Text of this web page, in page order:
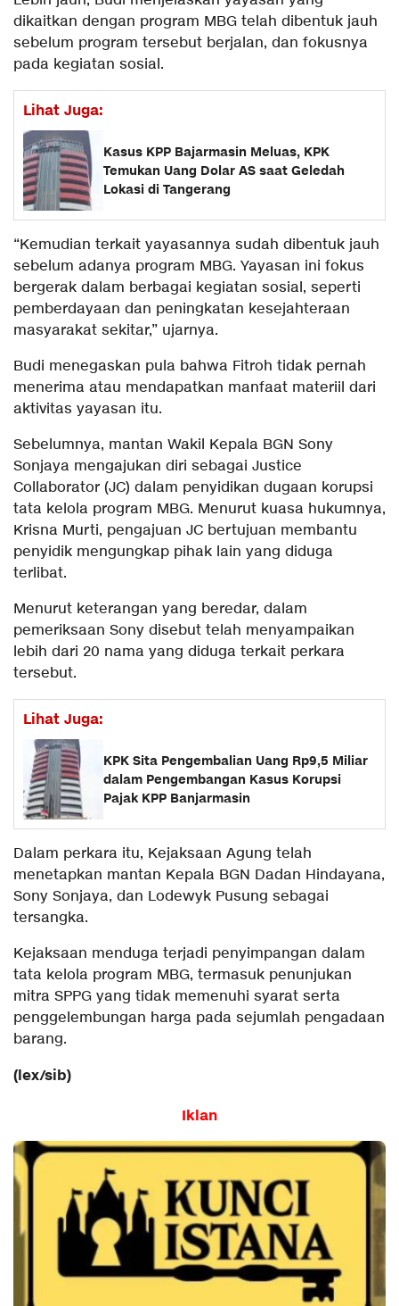
dikaitkan dengan program MBG telah dibentuk jauh
sebelum program tersebut berjalan, dan fokusnya
pada kegiatan sosial.
Lihat Juga:
Kasus KPP Bajarmasin Meluas, KPK
Temukan Uang Dolar AS saat Geledah
Lokasi di Tangerang
“Kemudian terkait yayasannya sudah dibentuk jauh
sebelum adanya program MBG. Yayasan ini fokus
bergerak dalam berbagai kegiatan sosial, seperti
pemberdayaan dan peningkatan kesejahteraan
masyarakat sekitar,” ujarnya.
Budi menegaskan pula bahwa Fitroh tidak pernah
menerima atau mendapatkan manfaat materiil dari
aktivitas yayasan itu.
Sebelumnya, mantan Wakil Kepala BGN Sony
Sonjaya mengajukan diri sebagai Justice
Collaborator (JC) dalam penyidikan dugaan korupsi
tata kelola program MBG. Menurut kuasa hukumnya,
Krisna Murti, pengajuan JC bertujuan membantu
penyidik mengungkap pihak lain yang diduga
terlibat.
Menurut keterangan yang beredar, dalam
pemeriksaan Sony disebut telah menyampaikan
lebih dari 20 nama yang diduga terkait perkara
tersebut.
Lihat Juga:
KPK Sita Pengembalian Uang Rp9,5 Miliar
dalam Pengembangan Kasus Korupsi
Pajak KPP Banjarmasin
Dalam perkara itu, Kejaksaan Agung telah
menetapkan mantan Kepala BGN Dadan Hindayana,
Sony Sonjaya, dan Lodewyk Pusung sebagai
tersangka.
Kejaksaan menduga terjadi penyimpangan dalam
tata kelola program MBG, termasuk penunjukan
mitra SPPG yang tidak memenuhi syarat serta
penggelembungan harga pada sejumlah pengadaan
barang.
(lex/sib)
Iklan